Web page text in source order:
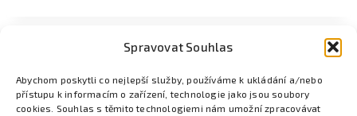
Spravovat Souhlas
Abychom poskytli co nejlepší služby, používáme k ukládání a/nebo
přístupu k informacím o zařízení, technologie jako jsou soubory
cookies. Souhlas s těmito technologiemi nám umožní zpracovávat